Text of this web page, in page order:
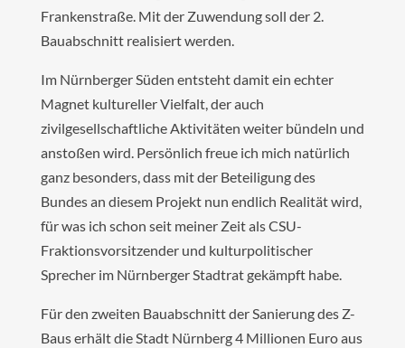
Frankenstraße. Mit der Zuwendung soll der 2.
Bauabschnitt realisiert werden.
Im Nürnberger Süden entsteht damit ein echter
Magnet kultureller Vielfalt, der auch
zivilgesellschaftliche Aktivitäten weiter bündeln und
anstoßen wird. Persönlich freue ich mich natürlich
ganz besonders, dass mit der Beteiligung des
Bundes an diesem Projekt nun endlich Realität wird,
für was ich schon seit meiner Zeit als CSU-
Fraktionsvorsitzender und kulturpolitischer
Sprecher im Nürnberger Stadtrat gekämpft habe.
Für den zweiten Bauabschnitt der Sanierung des Z-
Baus erhält die Stadt Nürnberg 4 Millionen Euro aus